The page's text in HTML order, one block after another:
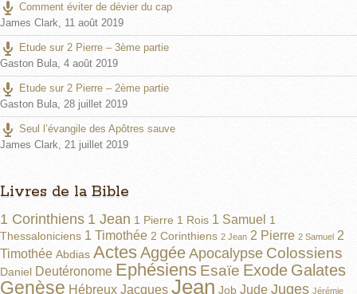
Comment éviter de dévier du cap
James Clark, 11 août 2019
Etude sur 2 Pierre – 3ème partie
Gaston Bula, 4 août 2019
Etude sur 2 Pierre – 2ème partie
Gaston Bula, 28 juillet 2019
Seul l’évangile des Apôtres sauve
James Clark, 21 juillet 2019
Livres de la Bible
1 Corinthiens 1 Jean 1 Pierre 1 Rois 1 Samuel 1
Thessaloniciens 1 Timothée 2 Corinthiens 2 Jean 2 Pierre 2 Samuel 2
Timothée Abdias ActesAggée Apocalypse Colossiens
Daniel Deutéronome Ephésiens Esaïe Exode Galates
Genèse Hébreux Jacques Jean Job Jude Juges Jérémie